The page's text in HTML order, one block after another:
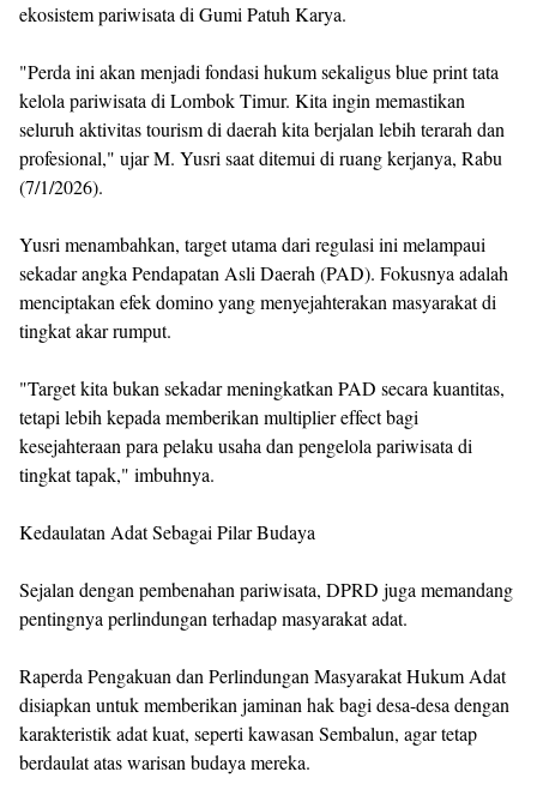
ekosistem pariwisata di Gumi Patuh Karya.
"Perda ini akan menjadi fondasi hukum sekaligus blue print tata
kelola pariwisata di Lombok Timur. Kita ingin memastikan
seluruh aktivitas tourism di daerah kita berjalan lebih terarah dan
profesional," ujar M. Yusri saat ditemui di ruang kerjanya, Rabu
(7/1/2026).
Yusri menambahkan, target utama dari regulasi ini melampaui
sekadar angka Pendapatan Asli Daerah (PAD). Fokusnya adalah
menciptakan efek domino yang menyejahterakan masyarakat di
tingkat akar rumput.
"Target kita bukan sekadar meningkatkan PAD secara kuantitas,
tetapi lebih kepada memberikan multiplier effect bagi
kesejahteraan para pelaku usaha dan pengelola pariwisata di
tingkat tapak," imbuhnya.
Kedaulatan Adat Sebagai Pilar Budaya
Sejalan dengan pembenahan pariwisata, DPRD juga memandang
pentingnya perlindungan terhadap masyarakat adat.
Raperda Pengakuan dan Perlindungan Masyarakat Hukum Adat
disiapkan untuk memberikan jaminan hak bagi desa-desa dengan
karakteristik adat kuat, seperti kawasan Sembalun, agar tetap
berdaulat atas warisan budaya mereka.